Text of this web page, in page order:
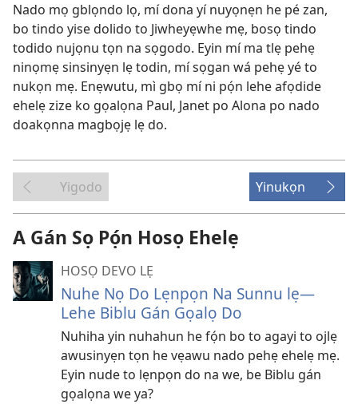
Nado mọ gblọndo lọ, mí dona yí nuyọnẹn he pé zan,
bo tindo yise dolido to Jiwheyẹwhe mẹ, bosọ tindo
todido nujọnu tọn na sọgodo. Eyin mí ma tlẹ pehẹ
ninọmẹ sinsinyẹn lẹ todin, mí sọgan wá pehẹ yé to
nukọn mẹ. Enẹwutu, mì gbọ mí ni pọ́n lehe afọdide
ehelẹ zize ko gọalọna Paul, Janet po Alona po nado
doakọnna magbọjẹ lẹ do.
Yigodo Yinukọn
A Gán Sọ Pọ́n Hosọ Ehelẹ
HOSỌ DEVO LẸ
Nuhe Nọ Do Lẹnpọn Na Sunnu lẹ—
Lehe Biblu Gán Gọalọ Do
Nuhiha yin nuhahun he fọ́n bo to agayi to ojlẹ
awusinyẹn tọn he vẹawu nado pehẹ ehelẹ mẹ.
Eyin nude to lẹnpọn do na we, be Biblu gán
gọalọna we ya?